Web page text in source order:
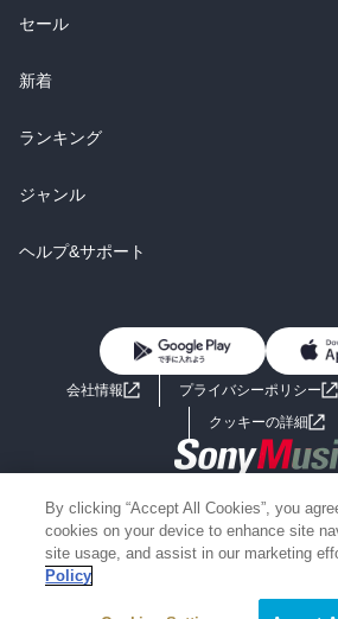
総合
ラノベ
雑誌・グラビア
BL・TL
セール
総合
ラノベ
雑誌・グラビア
BL・TL
新着
総合
ラノベ
雑誌・グラビア
ランキング
総合
ラノベ
ジャンル
コミック
ライトノベル 男子向
小説
海外小
ミステリー SF
歴史・時代小説
ヘルプ&サポート
よくあるご質問 お問い
会社情報 プライバシーポリシー
クッキーの詳細
Copyright 2017 - 2026 Sony Music
Information on the site is for the Japan
powered by
By clicking “Accept All Cookies”, you
cookies on your device to enhance site
site usage, and assist in our marketing
Policy